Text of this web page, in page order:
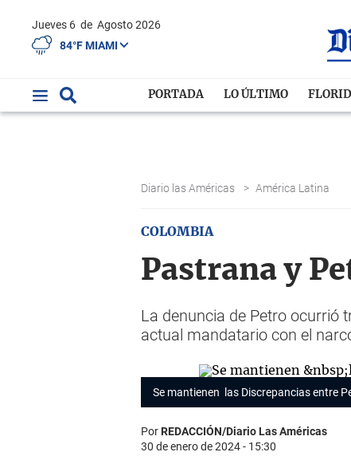
Jueves 6 de Agosto 2026
84°F MIAMI
PORTADA LO ÚLTIMO
Diario las Américas > América Latina
COLOMBIA
Pastrana y
La denuncia de Petro ocurrió
actual mandatario con el
Se mantienen las Discrepancias entre
PorREDACCIÓN/Diario Las Américas
30 de enero de 2024 - 15:30